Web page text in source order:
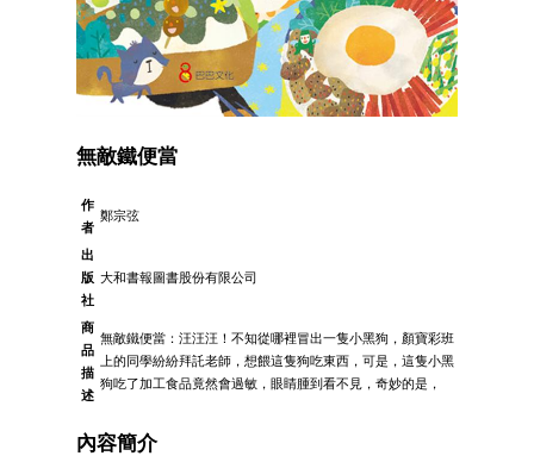
無敵鐵便當
作
者
鄭宗弦
出
版
社
大和書報圖書股份有限公司
商
品
描
述
無敵鐵便當：汪汪汪！不知從哪裡冒出一隻小黑狗，顏寶彩班
上的同學紛紛拜託老師，想餵這隻狗吃東西，可是，這隻小黑
狗吃了加工食品竟然會過敏，眼睛腫到看不見，奇妙的是，
內容簡介